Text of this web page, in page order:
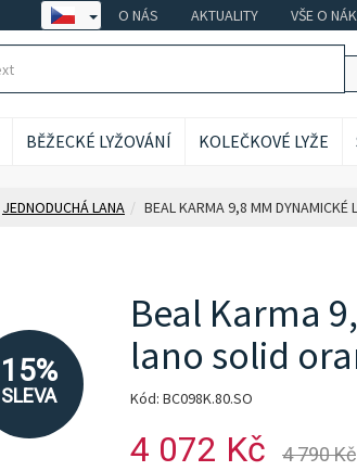
O NÁS AKTUALITY VŠE O
BĚŽECKÉ LYŽOVÁNÍ KOLEČKOVÉ LYŽE
JEDNODUCHÁ LANA BEAL KARMA 9,8 MM DYNAMICKÉ
15%
SLEVA
Beal Karma
lano solid
Kód: BC098K.80.SO
4 072 Kč 4 790 Kč